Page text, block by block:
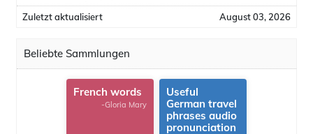
Zuletzt aktualisiert August 03, 2026
Beliebte Sammlungen
French words
-Gloria Mary
Useful
German travel
phrases audio
pronunciation